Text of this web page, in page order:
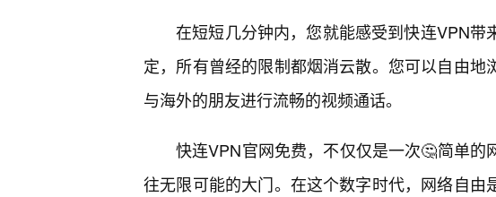
在短短几分钟内，您就能感受到快连VPN
定，所有曾经的限制都烟消云散。您可以自由
与海外的朋友进行流畅的视频通话。
快连VPN官网免费，不仅仅是一次🤔简单
往无限可能的大门。在这个数字时代，网络自